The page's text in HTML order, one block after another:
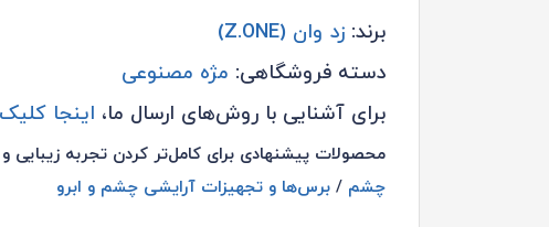
برند: زد وان (Z.ONE)
دسته فروشگاهی: مژه مصنوعی
برای آشنایی با روش‌های ارسال ما، اینجا کلیک
محصولات پیشنهادی برای کامل‌تر کردن تجربه زیبایی
چشم / برس‌ها و تجهیزات آرایشی چشم و ابرو